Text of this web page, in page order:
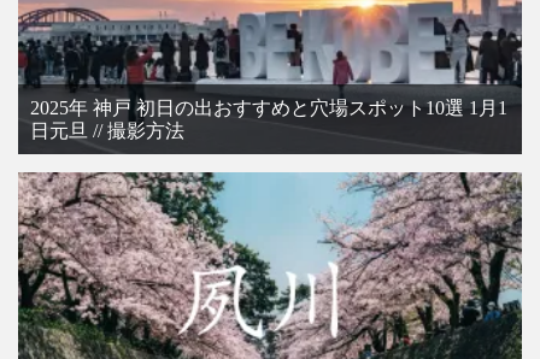
2025年 神戸 初日の出おすすめと穴場スポット10選 1月1
日元旦 // 撮影方法